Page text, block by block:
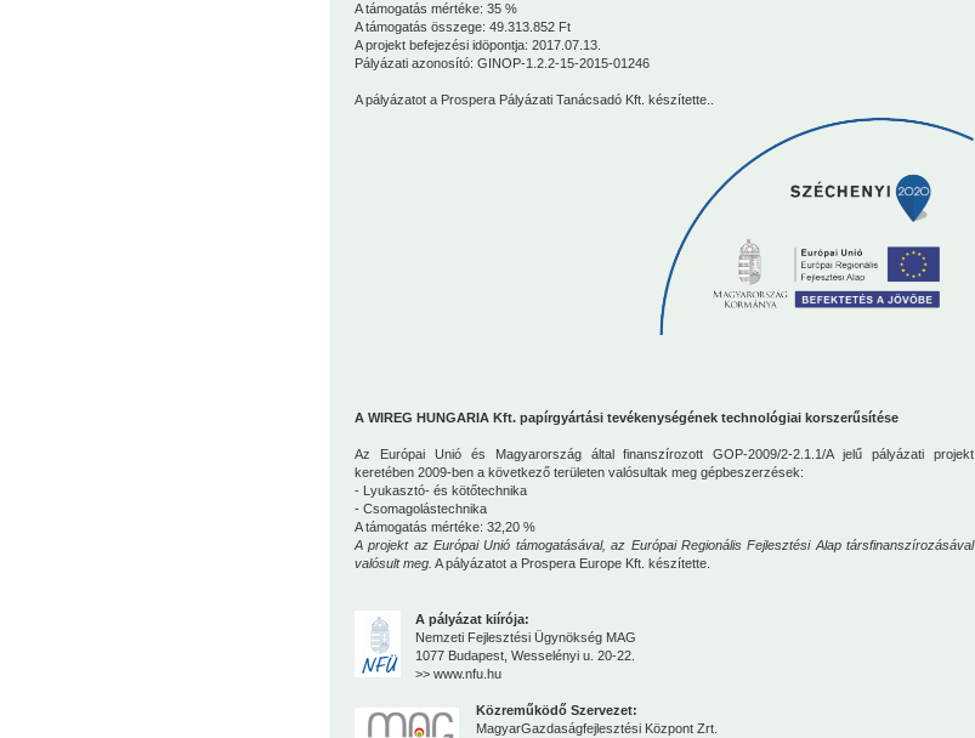
A támogatás mértéke: 35 %
A támogatás összege: 49.313.852 Ft
A projekt befejezési idöpontja: 2017.07.13.
Pályázati azonosító: GINOP-1.2.2-15-2015-01246
A pályázatot a Prospera Pályázati Tanácsadó Kft. készítette..
A WIREG HUNGARIA Kft. papírgyártási tevékenységének technológiai korszerűsítése
Az Európai Unió és Magyarország által finanszírozott GOP-2009/2-2.1.1/A jelű pályázati projekt
keretében 2009-ben a következő területen valósultak meg gépbeszerzések:
- Lyukasztó- és kötőtechnika
- Csomagolástechnika
A támogatás mértéke: 32,20 %
A projekt az Európai Unió támogatásával, az Európai Regionális Fejlesztési Alap társfinanszírozásával
valósult meg. A pályázatot a Prospera Europe Kft. készítette.
A pályázat kiírója:
Nemzeti Fejlesztési Ügynökség MAG
1077 Budapest, Wesselényi u. 20-22.
>> www.nfu.hu
Közreműködő Szervezet:
MagyarGazdaságfejlesztési Központ Zrt.